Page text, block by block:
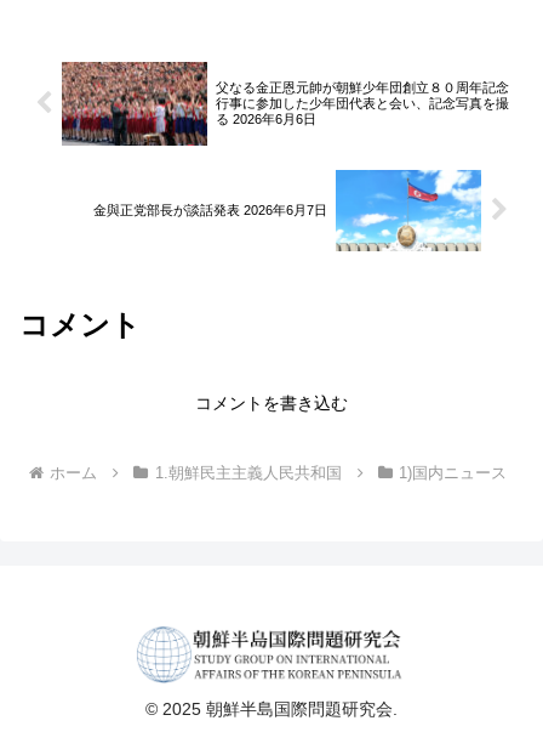
父なる金正恩元帥が朝鮮少年団創立８０周年記念
行事に参加した少年団代表と会い、記念写真を撮
る 2026年6月6日
金與正党部長が談話発表 2026年6月7日
コメント
コメントを書き込む
ホーム 1.朝鮮民主主義人民共和国 1)国内ニュース
© 2025 朝鮮半島国際問題研究会.